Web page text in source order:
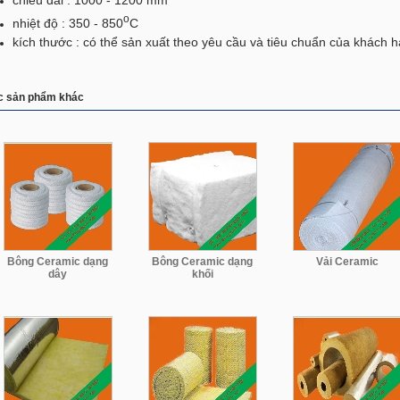
nhiệt độ : 350 - 850oC
kích thước : có thể sản xuất theo yêu cầu và tiêu chuẩn của khách
sản phẩm khác
Bông Ceramic dạng
dây
Bông Ceramic dạng
khối
Vải Ceramic